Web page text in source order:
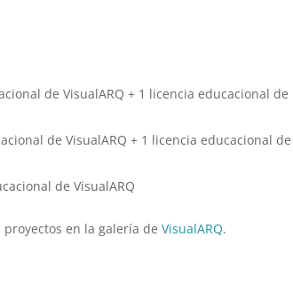
de VisualARQ + 1 licencia educacional de
de VisualARQ + 1 licencia educacional de
de VisualARQ
en la galería deVisualARQ.